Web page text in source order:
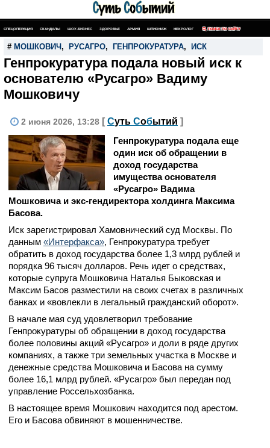
СПЕЦОПЕРАЦИЯ СКАНДАЛЫ ШОУ-БИЗНЕС ЗДОРОВЬЕ АРМИЯ ШПИОНАЖ НЕКРОЛОГ ПОИСК ПО САЙТУ
# МОШКОВИЧ , РУСАГРО, ГЕНПРОКУРАТУРА, ИСК
Генпрокуратура подала новый иск к
основателю «Русагро» Вадиму
Мошковичу
2 июня 2026, 13:28 [ Суть Событий ]
Генпрокуратура подала еще
один иск об обращении в
доход государства
имущества основателя
«Русагро» Вадима
Мошковича и экс-гендиректора холдинга Максима
Басова.
Иск зарегистрировал Хамовнический суд Москвы. По
данным «Интерфакса», Генпрокуратура требует
обратить в доход государства более 1,3 млрд рублей и
порядка 96 тысяч долларов. Речь идет о средствах,
которые супруга Мошковича Наталья Быковская и
Максим Басов разместили на своих счетах в различных
банках и «вовлекли в легальный гражданский оборот».
В начале мая суд удовлетворил требование
Генпрокуратуры об обращении в доход государства
более половины акций «Русагро» и доли в ряде других
компаниях, а также три земельных участка в Москве и
денежные средства Мошковича и Басова на сумму
более 16,1 млрд рублей. «Русагро» был передан под
управление Россельхозбанка.
В настоящее время Мошкович находится под арестом.
Его и Басова обвиняют в мошенничестве.